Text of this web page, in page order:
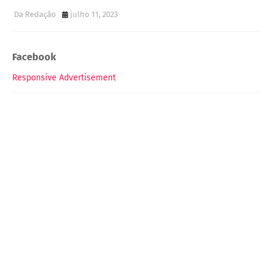
Da Redação julho 11, 2023
Facebook
Responsive Advertisement